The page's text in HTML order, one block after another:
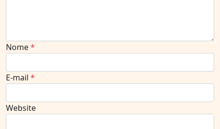
Nome*
E-mail *
Website